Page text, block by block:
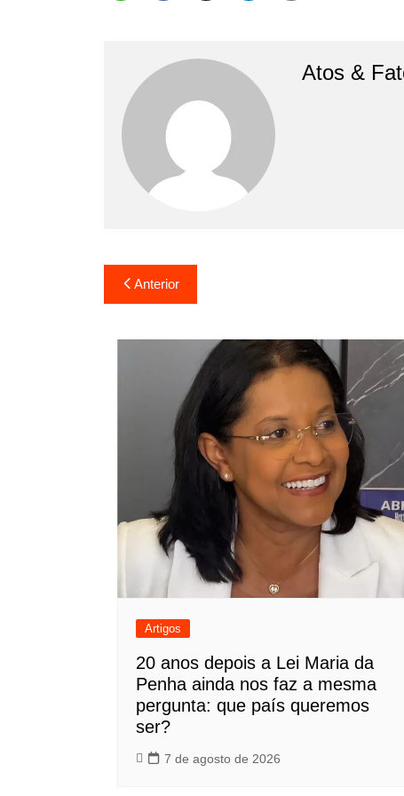
Atos &
Navegação
de
Post
Anterior
Artigos
20 anos depois a Lei Maria da
Penha ainda nos faz a mesma
pergunta: que país queremos
ser?
7 de agosto de 2026